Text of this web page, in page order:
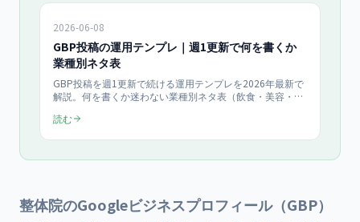
2026-06-08
GBP投稿の運用テンプレ｜週1更新で何を書くか
業種別ネタ表
GBP投稿を週1更新で続ける運用テンプレを2026年最新で
解説。何を書くか迷わない業種別ネタ表（飲食・美容・整
ー、文字数・写真・CTAの型、効果測定の指標までを月
読む
整体院のGoogleビジネスプロフィール（GBP）